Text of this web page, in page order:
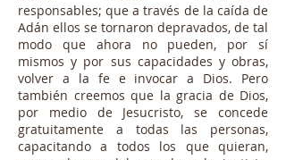
responsables; que a través de la caída de
Adán ellos se tornaron depravados, de tal
modo que ahora no pueden, por sí
mismos y por sus capacidades y obras,
volver a la fe e invocar a Dios. Pero
también creemos que la gracia de Dios,
por medio de Jesucristo, se concede
gratuitamente a todas las personas,
capacitando a todos los que quieran,